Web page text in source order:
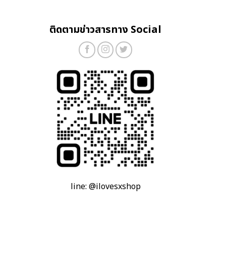
ติดตามข่าวสารทาง Social
line: @ilovesxshop